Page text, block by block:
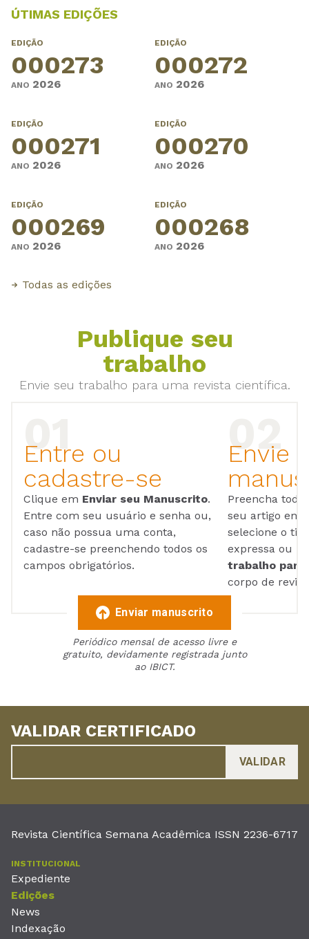
ÚTIMAS EDIÇÕES
EDIÇÃO
000273
ANO 2026
EDIÇÃO
000272
ANO 2026
EDIÇÃO
000271
ANO 2026
EDIÇÃO
000270
ANO 2026
EDIÇÃO
000269
ANO 2026
EDIÇÃO
000268
ANO 2026
Todas as edições
Publique seu
trabalho
Envie seu trabalho para uma revista científica.
Entre ou
cadastre-se
Clique em Enviar seu Manuscrito.
Entre com seu usuário e senha ou,
caso não possua uma conta,
cadastre-se preenchendo todos os
campos obrigatórios.
Envie
Preencha
seu artigo em
selecione o
expressa ou
trabalho para
corpo de
Enviar manuscrito
Periódico mensal de acesso livre e
gratuito, devidamente registrada junto
ao IBICT.
VALIDAR CERTIFICADO
Revista Científica Semana Acadêmica ISSN 2236-6717
INSTITUCIONAL
Expediente
Edições
News
Indexação